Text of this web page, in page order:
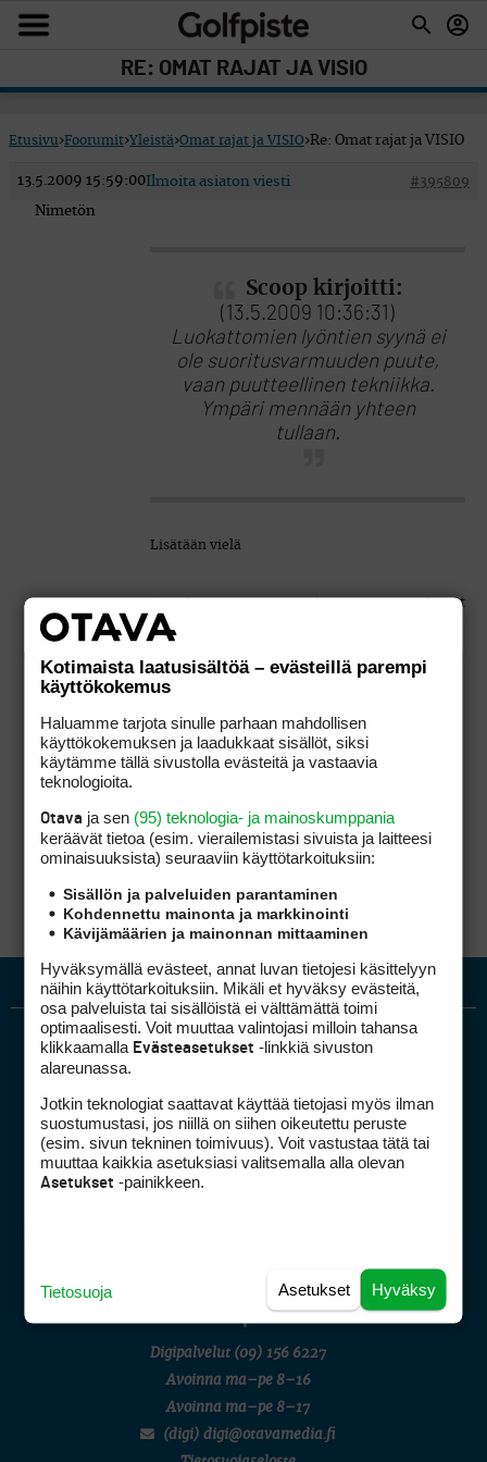
RE: OMAT RAJAT JA VISIO
Etusivu›Foorumit›Yleistä›Omat rajat ja VISIO›Re: Omat rajat ja VISIO
13.5.2009 15:59:00 #395809
Ilmoita asiaton viesti
Nimetön
Scoop kirjoitti:
(13.5.2009 10:36:31)
Luokattomien lyöntien syynä ei
ole suoritusvarmuuden puute,
vaan puutteellinen tekniikka.
Ympäri mennään yhteen
tullaan.
Lisätään vielä
4, että toteutuneeseen toistettavuuteen pätevät
jotakuinkin samat
näkökohdat kuin suoritusvarmuuteen. Eli
olettaen, että swigissä ei ole mitään
erikoisia kiemuroita ja että yksinkertaiset
harjoittelu pitkälti ratkaisevat.
Saan tekstistäsi sen käsityksen, että sinä
korostat tässä nimen omaan tekniikan
merkitystä melkeinpä ainoana vaikuttimena.
Golfpiste mediakortti
Mediahinnasto
Asiakaspalvelu
Digipalvelut (09) 156 6227
Avoinna ma–pe 8–16
Avoinna ma–pe 8–17
(digi) digi@otavamedia.fi
Kotimaista laatusisältöä – evästeillä parempi
käyttökokemus
Haluamme tarjota sinulle parhaan mahdollisen
käyttökokemuksen ja laadukkaat sisällöt, siksi
käytämme tällä sivustolla evästeitä ja vastaavia
teknologioita.
Otava ja sen (95) teknologia- ja mainoskumppania
keräävät tietoa (esim. vierailemis­tasi sivuista ja laitteesi
ominaisuuk­sista) seuraaviin käyttötarkoituksiin:
Sisällön ja palveluiden parantaminen
Kohdennettu mainonta ja markkinointi
Kävijämäärien ja mainonnan mittaaminen
Hyväksymällä evästeet, annat luvan tietojesi käsittelyyn
näihin käyttötarkoituksiin. Mikäli et hyväksy evästeitä,
osa palveluista tai sisällöistä ei välttämättä toimi
optimaalisesti. Voit muuttaa valintojasi milloin tahansa
klikkaamalla Evästeasetukset -linkkiä sivuston
alareunassa.
Jotkin teknologiat saattavat käyttää tietojasi myös ilman
suostumustasi, jos niillä on siihen oikeutettu peruste
(esim. sivun tekninen toimivuus). Voit vastustaa tätä tai
muuttaa kaikkia asetuksiasi valitsemalla alla olevan
Asetukset -painikkeen.
Hyväksy
Asetukset
Tietosuoja